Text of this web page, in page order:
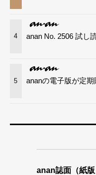
4 anan No. 2506 試し
5 ananの電子版が定
anan誌面（紙版